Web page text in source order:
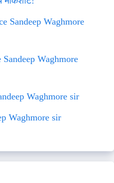
Sandeep Waghmore
Waghmore
Waghmore sir
Waghmore sir